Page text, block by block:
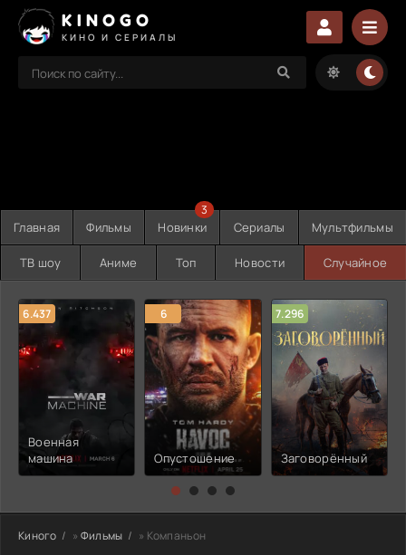
KINOGO
КИНО И СЕРИАЛЫ
Главная Фильмы Новинки
3
Сериалы Мультфильмы
ТВ шоу Аниме Топ Новости Случайное
6.437
Военная
машина
6
Опустошение
7.296
Заговорённый
Киного » Фильмы » Компаньон